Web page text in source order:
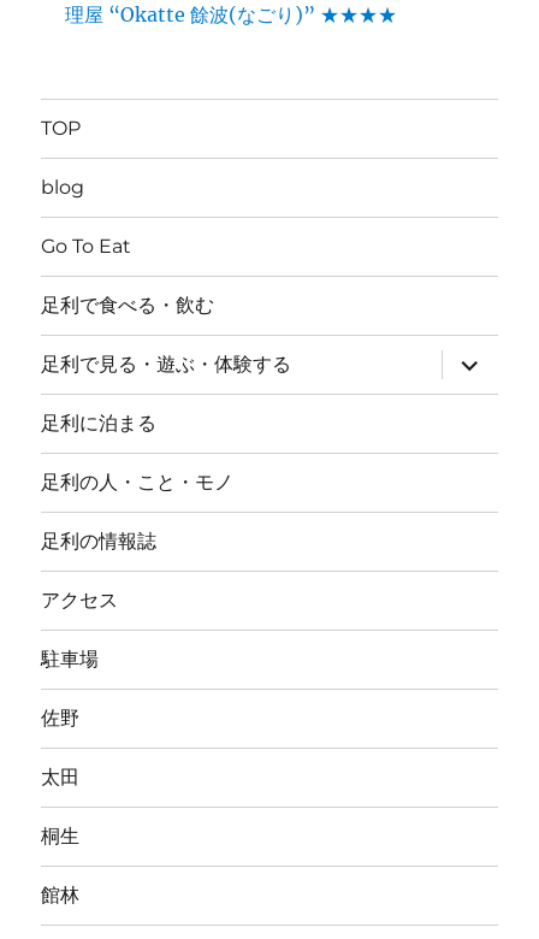
理屋 “Okatte 餘波(なごり)” ★★★★
TOP
blog
Go To Eat
足利で食べる・飲む
足利で見る・遊ぶ・体験する
サ
ブ
メ
ー
開
足利に泊まる
足利の人・こと・モノ
足利の情報誌
アクセス
駐車場
佐野
太田
桐生
館林